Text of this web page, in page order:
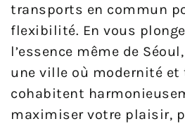
transports en commun
flexibilité. En vous
l’essence même de
une ville où modernité
cohabitent
maximiser votre plaisir,